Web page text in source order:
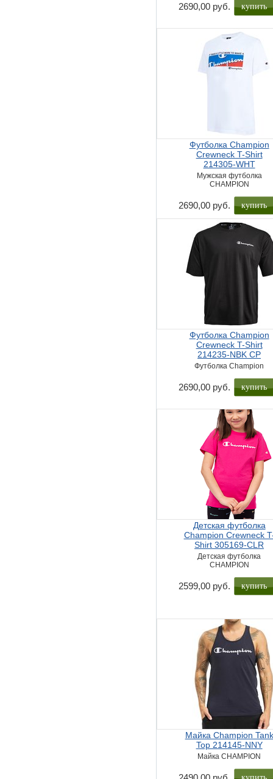
2690,00 руб. купить
Футболка Champion
Crewneck T-Shirt
214305-WHT
Мужская футболка
CHAMPION
2690,00 руб. купить
Футболка Champion
Crewneck T-Shirt
214235-NBK CP
Футболка Champion
2690,00 руб. купить
Детская футболка
Champion Crewneck
Shirt 305169-CLR
Детская футболка
CHAMPION
2599,00 руб. купить
Майка Champion Tank
Top 214145-NNY
Майка CHAMPION